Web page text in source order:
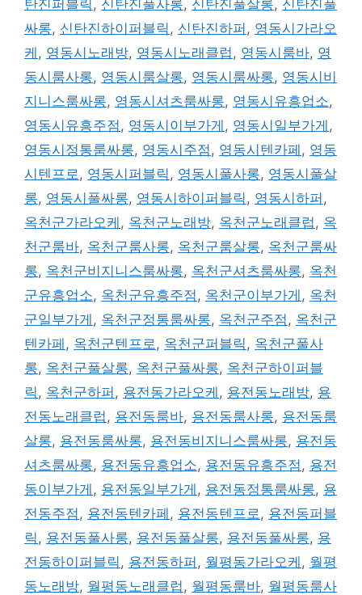
탄진퍼블릭 , 신탄진풀사롱, 신탄진풀살롱, 신탄진풀
싸롱, 신탄진하이퍼블릭 , 신탄진하퍼 , 영동시가라오
케 , 영동시노래방, 영동시노래클럽 , 영동시룸바, 영
동시룸사롱, 영동시룸살롱, 영동시룸싸롱, 영동시비
지니스룸싸롱, 영동시셔츠룸싸롱, 영동시유흥업소,
영동시유흥주점 , 영동시이부가게 , 영동시일부가게 ,
영동시정통룸싸롱, 영동시주점 , 영동시텐카페 , 영동
시텐프로 , 영동시퍼블릭 , 영동시풀사롱, 영동시풀살
롱, 영동시풀싸롱, 영동시하이퍼블릭 , 영동시하퍼 ,
옥천군가라오케 , 옥천군노래방, 옥천군노래클럽 , 옥
천군룸바, 옥천군룸사롱, 옥천군룸살롱, 옥천군룸싸
롱, 옥천군비지니스룸싸롱, 옥천군셔츠룸싸롱, 옥천
군유흥업소, 옥천군유흥주점 , 옥천군이부가게 , 옥천
군일부가게 , 옥천군정통룸싸롱, 옥천군주점 , 옥천군
텐카페 , 옥천군텐프로 , 옥천군퍼블릭 , 옥천군풀사
롱, 옥천군풀살롱, 옥천군풀싸롱, 옥천군하이퍼블
릭 , 옥천군하퍼 , 용전동가라오케 , 용전동노래방, 용
전동노래클럽 , 용전동룸바, 용전동룸사롱, 용전동룸
살롱, 용전동룸싸롱, 용전동비지니스룸싸롱, 용전동
셔츠룸싸롱, 용전동유흥업소, 용전동유흥주점 , 용전
동이부가게 , 용전동일부가게 , 용전동정통룸싸롱, 용
전동주점 , 용전동텐카페 , 용전동텐프로 , 용전동퍼블
릭 , 용전동풀사롱, 용전동풀살롱, 용전동풀싸롱, 용
전동하이퍼블릭 , 용전동하퍼 , 월평동가라오케 , 월평
동노래방, 월평동노래클럽 , 월평동룸바, 월평동룸사